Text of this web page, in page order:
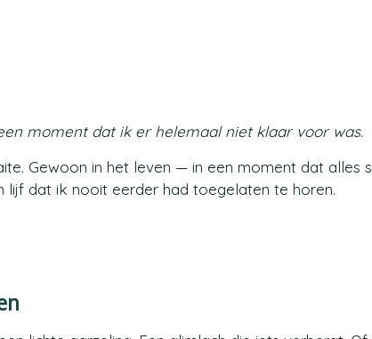
moment dat ik er helemaal niet klaar voor was.
Gewoon in het leven — in een moment dat alles
lijf dat ik nooit eerder had toegelaten te horen.